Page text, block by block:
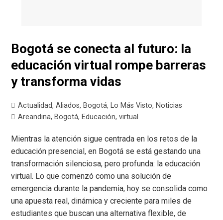
Bogotá se conecta al futuro: la
educación virtual rompe barreras
y transforma vidas
Actualidad,Aliados, Bogotá, Lo Más Visto, Noticias
Areandina, Bogotá, Educación,virtual
Mientras la atención sigue centrada en los retos de la
educación presencial, en Bogotá se está gestando una
transformación silenciosa, pero profunda: la educación
virtual. Lo que comenzó como una solución de
emergencia durante la pandemia, hoy se consolida como
una apuesta real, dinámica y creciente para miles de
estudiantes que buscan una alternativa flexible, de